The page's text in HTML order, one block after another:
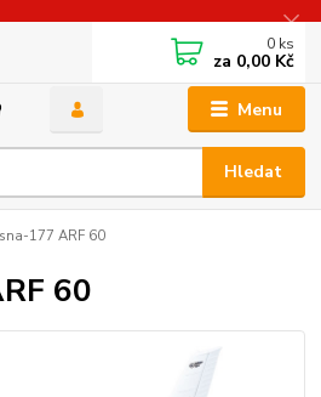
Menu
Hledat
0 ks
za 0,00 Kč
177 ARF 60
60